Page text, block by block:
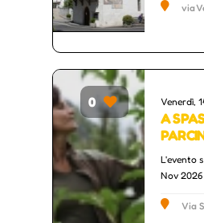
via
0 Venerdì,
A
L'evento
Nov 2026
Via